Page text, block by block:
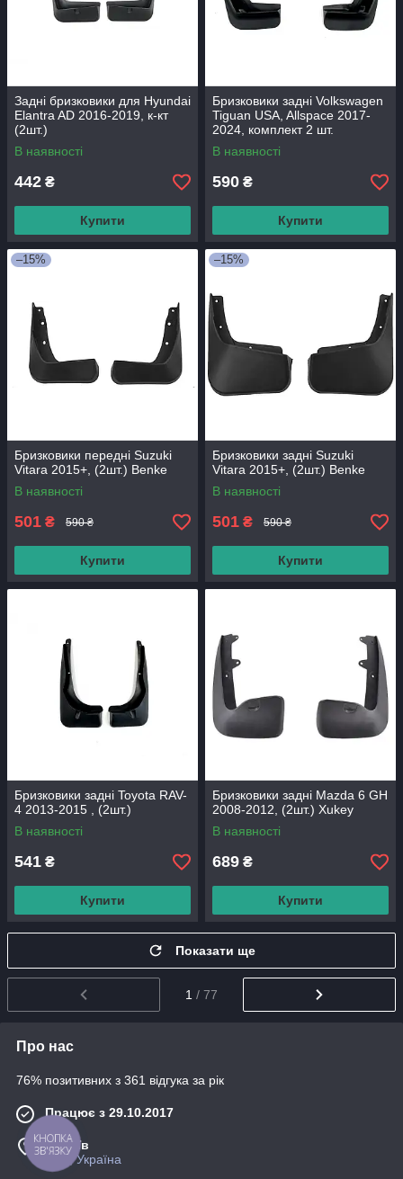
Задні бризковики для Hyundai
Elantra AD 2016-2019, к-кт
(2шт.)
В наявності
442 ₴
Купити
Бризковики задні Volkswagen
Tiguan USA, Allspace 2017-
2024, комплект 2 шт.
В наявності
590 ₴
Купити
–15%
Бризковики передні Suzuki
Vitara 2015+, (2шт.) Benke
В наявності
501 ₴ 590 ₴
Купити
–15%
Бризковики задні Suzuki
Vitara 2015+, (2шт.) Benke
В наявності
501 ₴ 590 ₴
Купити
Бризковики задні Toyota RAV-
4 2013-2015 , (2шт.)
В наявності
541 ₴
Купити
Бризковики задні Mazda 6 GH
2008-2012, (2шт.) Xukey
В наявності
689 ₴
Купити
Показати ще
1 / 77
Про нас
76% позитивних з 361 відгука за рік
Працює з 29.10.2017
м. Київ
Київ, Україна
КНОПКА
ЗВ'ЯЗКУ